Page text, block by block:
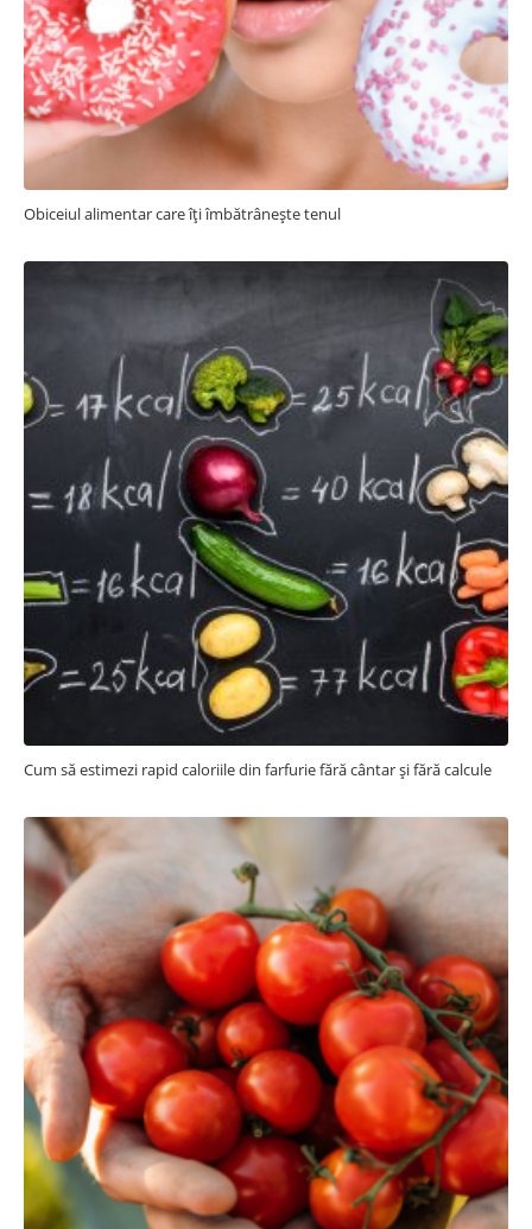
Obiceiul alimentar care îți îmbătrânește tenul
Cum să estimezi rapid caloriile din farfurie fără cântar și fără calcule